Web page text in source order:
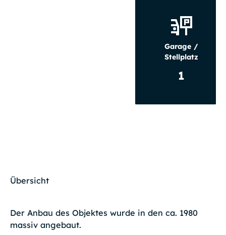
Garage /
Stellplatz
1
Übersicht
Der Anbau des Objektes wurde in den ca. 1980
massiv angebaut.